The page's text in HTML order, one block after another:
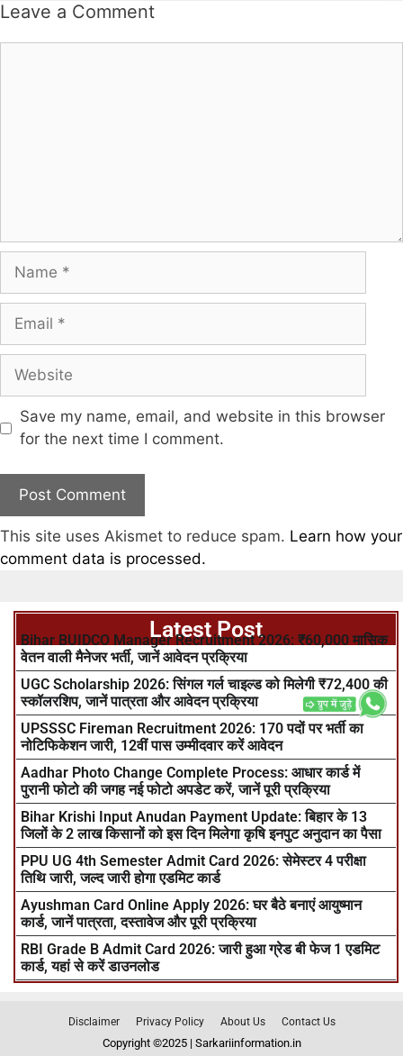
Leave a Comment
Save my name, email, and website in this browser
for the next time I comment.
This site uses Akismet to reduce spam. Learn how your
comment data is processed.
Latest Post
Bihar BUIDCO Manager Recruitment 2026: ₹60,000 मासिक
वेतन वाली मैनेजर भर्ती, जानें आवेदन प्रक्रिया
UGC Scholarship 2026: सिंगल गर्ल चाइल्ड को मिलेगी ₹72,400 की
स्कॉलरशिप, जानें पात्रता और आवेदन प्रक्रिया
UPSSSC Fireman Recruitment 2026: 170 पदों पर भर्ती का
नोटिफिकेशन जारी, 12वीं पास उम्मीदवार करें आवेदन
Aadhar Photo Change Complete Process: आधार कार्ड में
पुरानी फोटो की जगह नई फोटो अपडेट करें, जानें पूरी प्रक्रिया
Bihar Krishi Input Anudan Payment Update: बिहार के 13
जिलों के 2 लाख किसानों को इस दिन मिलेगा कृषि इनपुट अनुदान का पैसा
PPU UG 4th Semester Admit Card 2026: सेमेस्टर 4 परीक्षा
तिथि जारी, जल्द जारी होगा एडमिट कार्ड
Ayushman Card Online Apply 2026: घर बैठे बनाएं आयुष्मान
कार्ड, जानें पात्रता, दस्तावेज और पूरी प्रक्रिया
RBI Grade B Admit Card 2026: जारी हुआ ग्रेड बी फेज 1 एडमिट
कार्ड, यहां से करें डाउनलोड
Disclaimer Privacy Policy About Us Contact Us
Copyright ©2025 | Sarkariinformation.in